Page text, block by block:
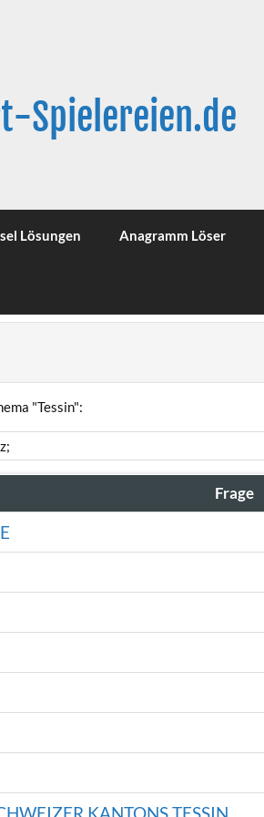
Spielereien.de
Lösungen Anagramm Löser
"Tessin":
Frage
KANTONS TESSIN